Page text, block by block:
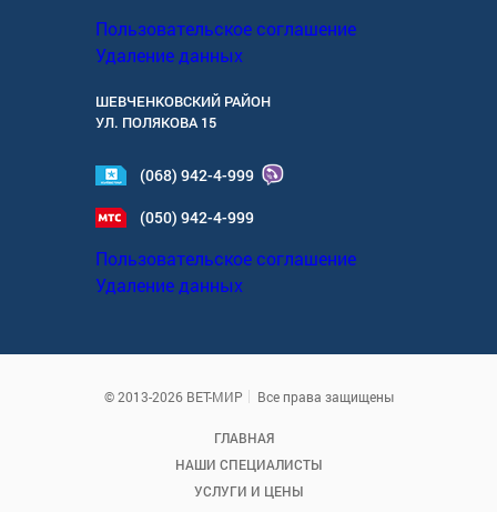
Пользовательское соглашение
Удаление данных
ШЕВЧЕНКОВСКИЙ РАЙОН
УЛ. ПОЛЯКОВА 15
(068) 942-4-999
(050) 942-4-999
Пользовательское соглашение
Удаление данных
© 2013-2026 ВЕТ-МИР Все права защищены
ГЛАВНАЯ
НАШИ СПЕЦИАЛИСТЫ
УСЛУГИ И ЦЕНЫ